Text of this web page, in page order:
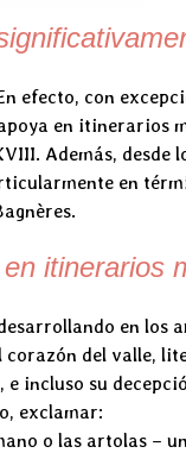
efecto, con
en itinerarios
Además, desde
en
itinerarios
en los
del valle,
e incluso su
exclamar:
o las artolas –